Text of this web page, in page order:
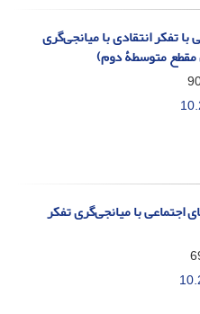
تفکر انتقادی با میانجی‌گری
مقطع متوسطۀ دوم)
اجتماعی با میانجی‌گری تفکر